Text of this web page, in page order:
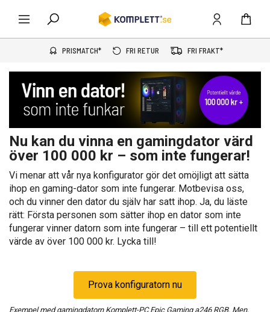
PRISMATCH* FRI RETUR FRI FRAKT*
Nu kan du vinna en gamingdator värd
över 100 000 kr – som inte fungerar!
Vi menar att vår nya konfigurator gör det omöjligt att sätta
ihop en gaming-dator som inte fungerar. Motbevisa oss,
och du vinner den dator du själv har satt ihop. Ja, du läste
rätt: Första personen som sätter ihop en dator som inte
fungerar vinner datorn som inte fungerar – till ett potentiellt
värde av över 100 000 kr. Lycka till!
Prova konfiguratorn nu
Exempel med gamingdatorn Komplett-PC Epic Gaming a246 RGB. Men,